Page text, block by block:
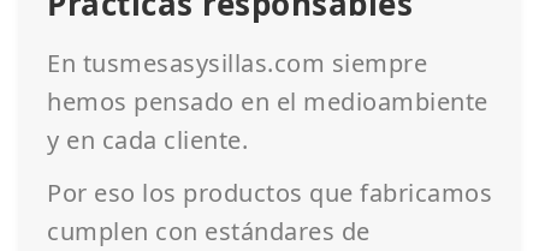
En tusmesasysillas.com siempre
hemos pensado en el medioambiente
y en cada cliente.
Por eso los productos que fabricamos
cumplen con estándares de